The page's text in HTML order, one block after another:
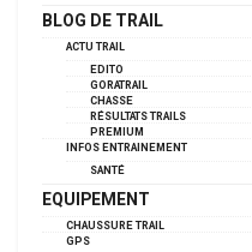
BLOG DE TRAIL
ACTU TRAIL
EDITO
GORATRAIL
CHASSE
RÉSULTATS TRAILS
PREMIUM
INFOS ENTRAINEMENT
SANTÉ
EQUIPEMENT
CHAUSSURE TRAIL
GPS